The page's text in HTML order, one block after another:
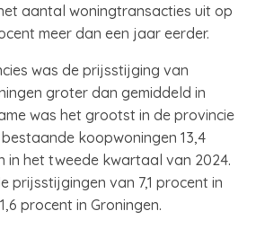
aantal woningtransacties uit op
meer dan een jaar eerder.
was de prijsstijging van
groter dan gemiddeld in
was het grootst in de provincie
koopwoningen 13,4
in het tweede kwartaal van 2024.
prijsstijgingen van 7,1 procent in
procent in Groningen.